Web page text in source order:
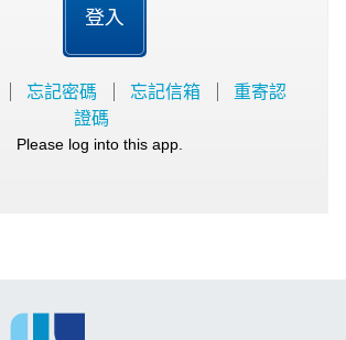
登入
忘記密碼 忘記信箱
重寄認
證碼
Please log into this app.